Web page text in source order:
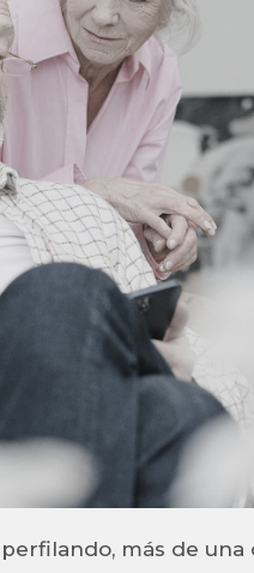
más de una